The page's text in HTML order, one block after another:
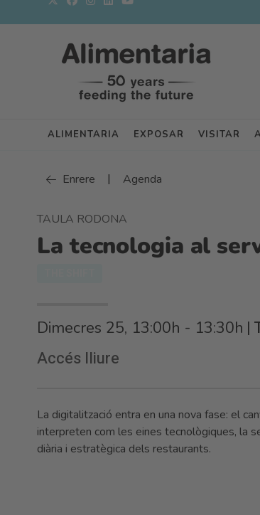
ALIMENTARIA EXPOSAR VISITAR
Enrere | Agenda
TAULA RODONA
La tecnologia al
Dimecres 25, 13:00h - 13:30h |
Accés lliure
La digitalització entra en una nova fase: el
interpreten com les eines tecnològiques, la
diària i estratègica dels restaurants.